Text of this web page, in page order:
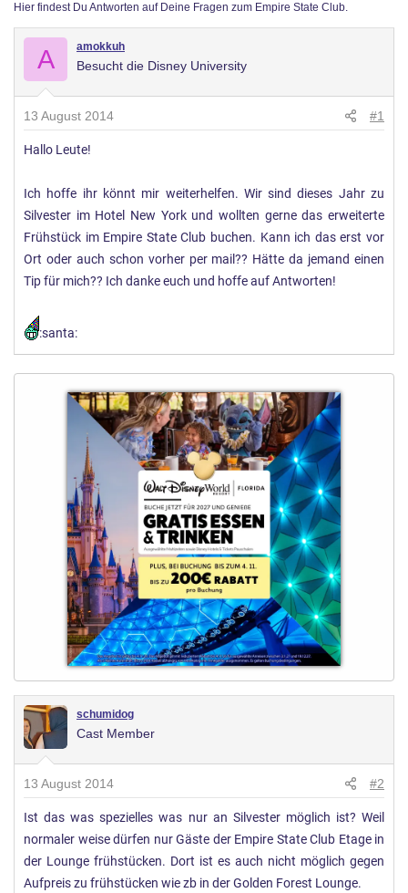
Hier findest Du Antworten auf Deine Fragen zum Empire State Club.
A amokkuh
Besucht die Disney University
13 August 2014 #1
Hallo Leute!
Ich hoffe ihr könnt mir weiterhelfen. Wir sind dieses Jahr zu
Silvester im Hotel New York und wollten gerne das erweiterte
Frühstück im Empire State Club buchen. Kann ich das erst vor
Ort oder auch schon vorher per mail?? Hätte da jemand einen
Tip für mich?? Ich danke euch und hoffe auf Antworten!
:santa:
schumidog
Cast Member
13 August 2014 #2
Ist das was spezielles was nur an Silvester möglich ist? Weil
normaler weise dürfen nur Gäste der Empire State Club Etage in
der Lounge frühstücken. Dort ist es auch nicht möglich gegen
Aufpreis zu frühstücken wie zb in der Golden Forest Lounge.